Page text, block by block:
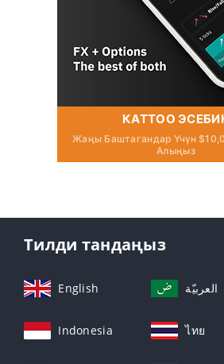
КАТТОО
Жаңы Баштагандар Үчүн
Алыңыз
Тилди тандаңыз
English العربيّة
Indonesia ไทย